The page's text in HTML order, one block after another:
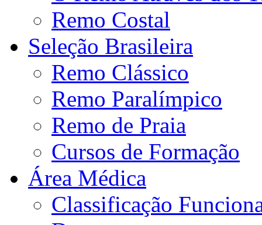
Remo Costal
Seleção Brasileira
Remo Clássico
Remo Paralímpico
Remo de Praia
Cursos de Formação
Área Médica
Classificação